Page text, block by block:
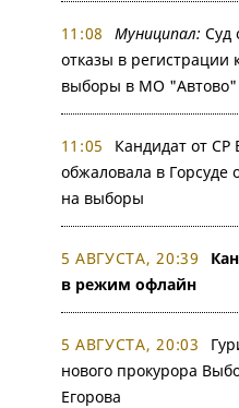
11:08 Муниципал: Суд
отказы в регистрации
выборы в МО "Автово"
11:05
Кандидат от СР
обжаловала в Горсуде
на выборы
5 АВГУСТА, 20:39
в режим офлайн
5 АВГУСТА, 20:03
нового прокурора
Егорова